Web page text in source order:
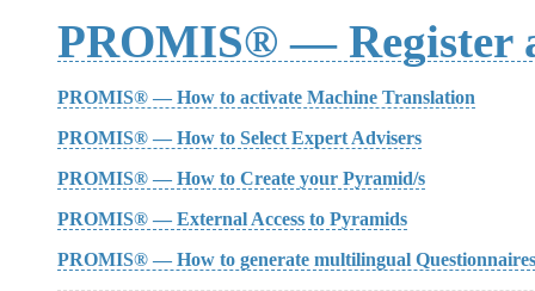
PROMIS® — Register
PROMIS® — How to activate Machine Translation
PROMIS® — How to Select Expert Advisers
PROMIS® — How to Create your Pyramid/s
PROMIS® — External Access to Pyramids
PROMIS® — How to generate multilingual Questionnaires